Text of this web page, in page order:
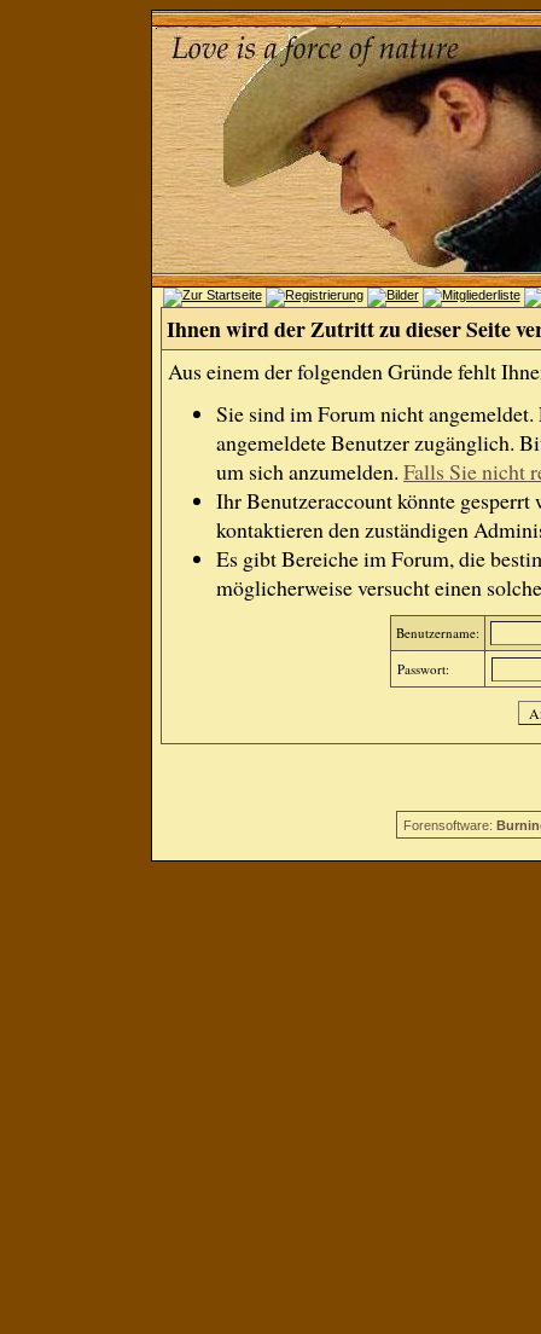
Ihnen wird der Zutritt zu dieser Seite
Aus einem der folgenden Gründe fehlt
Sie sind im Forum nicht
angemeldete Benutzer zugänglich.
um sich anzumelden. Falls Sie nicht
Ihr Benutzeraccount könnte gesperrt
kontaktieren den zuständigen
Es gibt Bereiche im Forum, die
möglicherweise versucht einen
Benutzername:
Passwort:
Forensoftware: